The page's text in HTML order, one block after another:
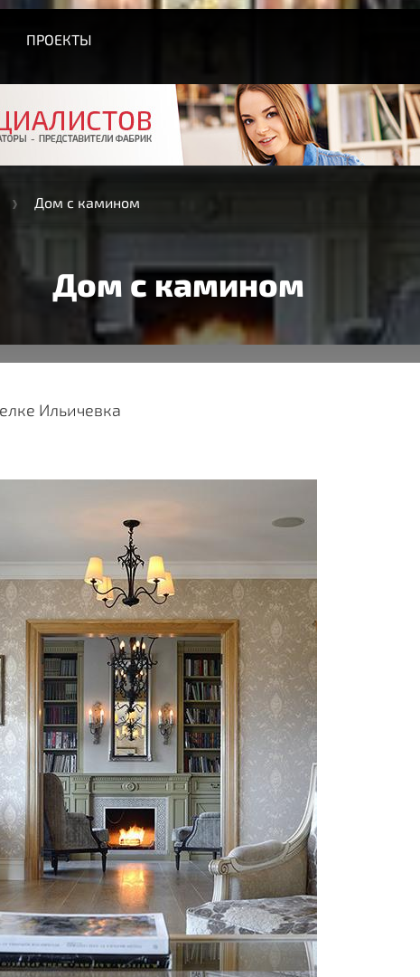
ПРОЕКТЫ
Дом с камином
Дом с камином
Ильичевка